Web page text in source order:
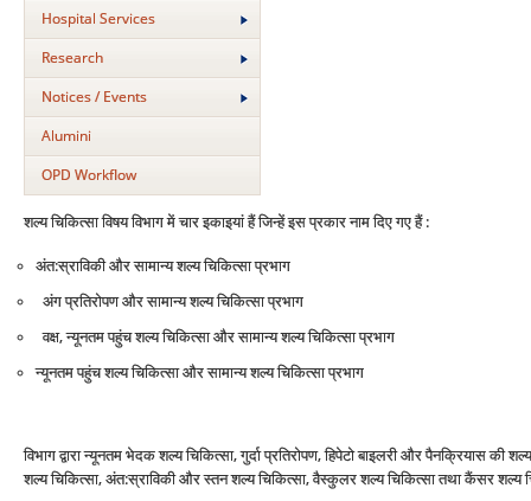
Hospital Services
Research
Notices / Events
Alumini
OPD Workflow
शल्‍य चिकित्‍सा विषय विभाग में चार इकाइयां हैं जिन्‍हें इस प्रकार नाम दिए गए हैं :
अंत:स्राविकी और सामान्‍य शल्‍य चिकित्‍सा प्रभाग
अंग प्रतिरोपण और सामान्‍य शल्‍य चिकित्‍सा प्रभाग
वक्ष, न्‍यूनतम पहुंच शल्‍य चिकित्‍सा और सामान्‍य शल्‍य चिकित्‍सा प्रभाग
न्‍यूनतम पहुंच शल्‍य चिकित्‍सा और सामान्‍य शल्‍य चिकित्‍सा प्रभाग
विभाग द्वारा न्‍यूनतम भेदक शल्‍य चिकित्‍सा, गुर्दा प्रतिरोपण, हिपेटो बाइलरी और पैनक्रियास की
शल्‍य चिकित्‍सा, अंत:स्राविकी और स्‍तन शल्‍य चिकित्‍सा, वैस्‍कुलर शल्‍य चिकित्‍सा तथा कैंसर शल्‍य